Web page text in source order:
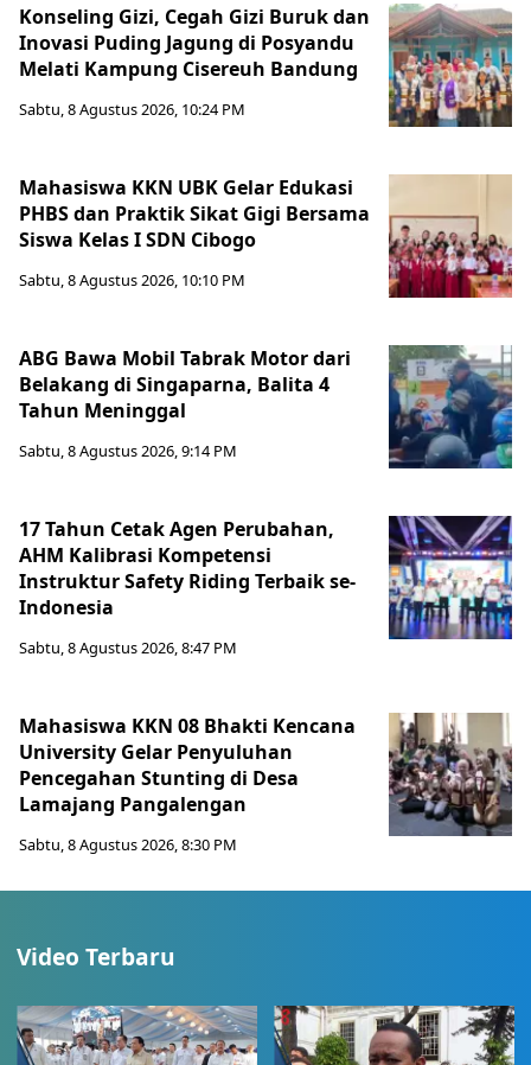
Konseling Gizi, Cegah Gizi Buruk dan
Inovasi Puding Jagung di Posyandu
Melati Kampung Cisereuh Bandung
Sabtu, 8 Agustus 2026, 10:24 PM
Mahasiswa KKN UBK Gelar Edukasi
PHBS dan Praktik Sikat Gigi Bersama
Siswa Kelas I SDN Cibogo
Sabtu, 8 Agustus 2026, 10:10 PM
ABG Bawa Mobil Tabrak Motor dari
Belakang di Singaparna, Balita 4
Tahun Meninggal
Sabtu, 8 Agustus 2026, 9:14 PM
17 Tahun Cetak Agen Perubahan,
AHM Kalibrasi Kompetensi
Instruktur Safety Riding Terbaik se-
Indonesia
Sabtu, 8 Agustus 2026, 8:47 PM
Mahasiswa KKN 08 Bhakti Kencana
University Gelar Penyuluhan
Pencegahan Stunting di Desa
Lamajang Pangalengan
Sabtu, 8 Agustus 2026, 8:30 PM
Video Terbaru